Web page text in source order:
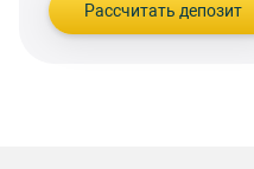
Рассчитать депозит